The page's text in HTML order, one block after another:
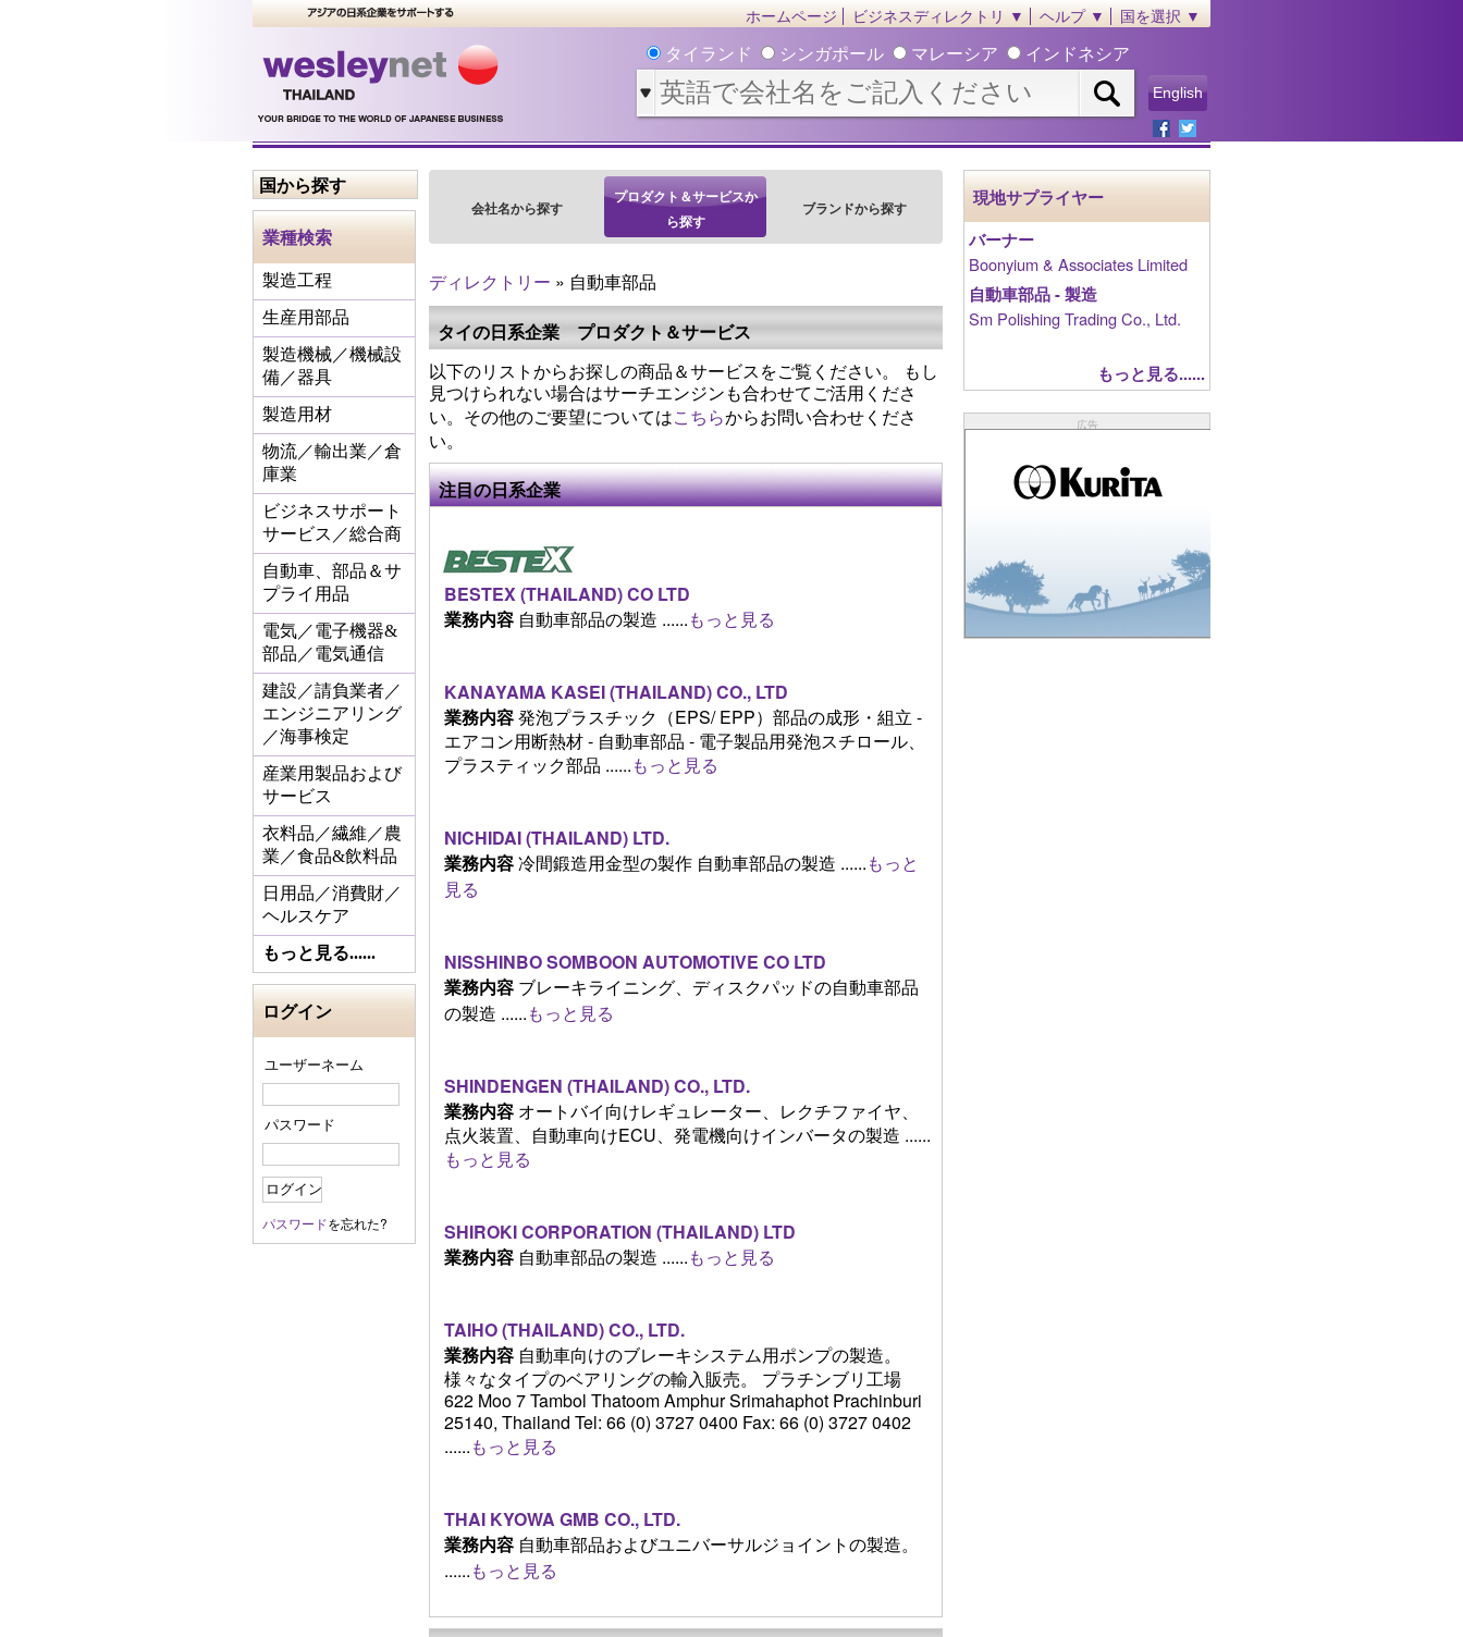
ホームページ ビジネスディレクトリ ▼ ヘルプ ▼ 国を選択 ▼
タイランド シンガポール マレーシア インドネシア
English
国から探す
業種検索
製造工程
生産用部品
製造機械／機械設
備／器具
製造用材
物流／輸出業／倉
庫業
ビジネスサポート
サービス／総合商
自動車、部品＆サ
プライ用品
電気／電子機器&
部品／電気通信
建設／請負業者／
エンジニアリング
／海事検定
産業用製品および
サービス
衣料品／繊維／農
業／食品&飲料品
日用品／消費財／
ヘルスケア
もっと見る......
ログイン
ユーザーネーム
パスワード
パスワードを忘れた?
会社名から探す
プロダクト＆サービスか
ら探す
ブランドから探す
ディレクトリー » 自動車部品
タイの日系企業 プロダクト＆サービス
以下のリストからお探しの商品＆サービスをご覧ください。 もし
見つけられない場合はサーチエンジンも合わせてご活用くださ
い。その他のご要望についてはこちらからお問い合わせくださ
い。
注目の日系企業
BESTEX (THAILAND) CO LTD
業務内容 自動車部品の製造 ......もっと見る
KANAYAMA KASEI (THAILAND) CO., LTD
業務内容発泡プラスチック（EPS/ EPP）部品の成形・組立 -
エアコン用断熱材 - 自動車部品 - 電子製品用発泡スチロール、
プラスティック部品 ......もっと見る
NICHIDAI (THAILAND) LTD.
業務内容冷間鍛造用金型の製作 自動車部品の製造 ......もっと
見る
NISSHINBO SOMBOON AUTOMOTIVE CO LTD
業務内容 ブレーキライニング、ディスクパッドの自動車部品
の製造 ......もっと見る
SHINDENGEN (THAILAND) CO., LTD.
業務内容 オートバイ向けレギュレーター、レクチファイヤ、
点火装置、自動車向けECU、発電機向けインバータの製造 ......
もっと見る
SHIROKI CORPORATION (THAILAND) LTD
業務内容 自動車部品の製造 ......もっと見る
TAIHO (THAILAND) CO., LTD.
業務内容 自動車向けのブレーキシステム用ポンプの製造。
様々なタイプのベアリングの輸入販売。 プラチンブリ工場
622 Moo 7 Tambol Thatoom Amphur Srimahaphot Prachinburi
25140, Thailand Tel: 66 (0) 3727 0400 Fax: 66 (0) 3727 0402
......もっと見る
THAI KYOWA GMB CO., LTD.
業務内容 自動車部品およびユニバーサルジョイントの製造。
......もっと見る
現地サプライヤー
バーナー
Boonyium & Associates Limited
自動車部品 - 製造
Sm Polishing Trading Co., Ltd.
もっと見る......
広告